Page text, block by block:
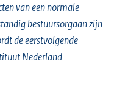
van een normale
bestuursorgaan zijn
de eerstvolgende
Nederland